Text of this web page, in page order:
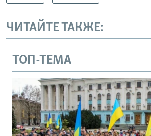
ЧИТАЙТЕ ТАКЖЕ:
ТОП-ТЕМА